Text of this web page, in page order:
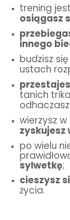
trening
osiągasz
innego
budzisz się
ustach
tanich
zyskujesz
po wielu
sylwetkę;
cieszysz
życia.